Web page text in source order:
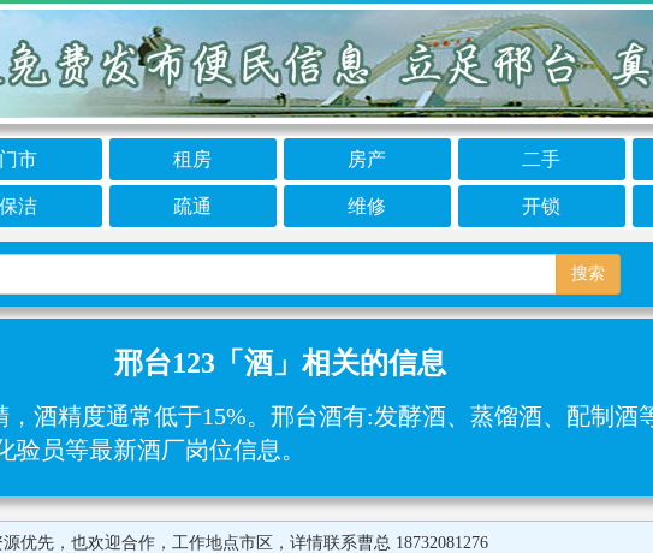
门市 租房 房产 二手
保洁 疏通 维修 开锁
搜索
邢台123「酒」相关的信息
酒精度通常低于15%‌。邢台酒有:发酵酒、蒸馏酒‌、配制酒‌
员等最新酒厂岗位信息。
优先，也欢迎合作，工作地点市区，详情联系曹总 18732081276